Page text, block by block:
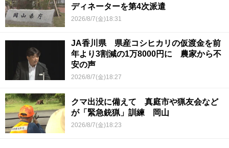
ディネーターを第4次派遣
2026/8/7(金)18:31
JA香川県 県産コシヒカリの仮渡金を前
年より3割減の1万8000円に 農家から不
安の声
2026/8/7(金)18:27
クマ出没に備えて 真庭市や猟友会など
が「緊急銃猟」訓練 岡山
2026/8/7(金)18:23